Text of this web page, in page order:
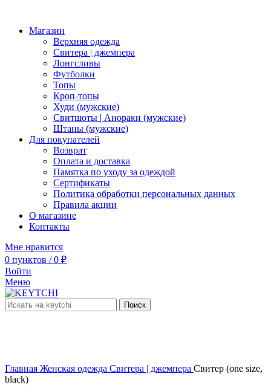
Магазин
Верхняя одежда
Свитера | джемпера
Лонгсливы
Футболки
Топы
Кроп-топы
Худи (мужские)
Свитшоты | Анораки (мужские)
Штаны (мужские)
Для покупателей
Возврат
Оплата и доставка
Памятка по уходу за одеждой
Сертификаты
Политика обработки персональных данных
Правила акции
О магазине
Контакты
Мне нравится
0 пунктов / 0 ₽
Войти
Меню
Поиск
Главная Женская одежда Свитера | джемпера Свитер (one size,
black)